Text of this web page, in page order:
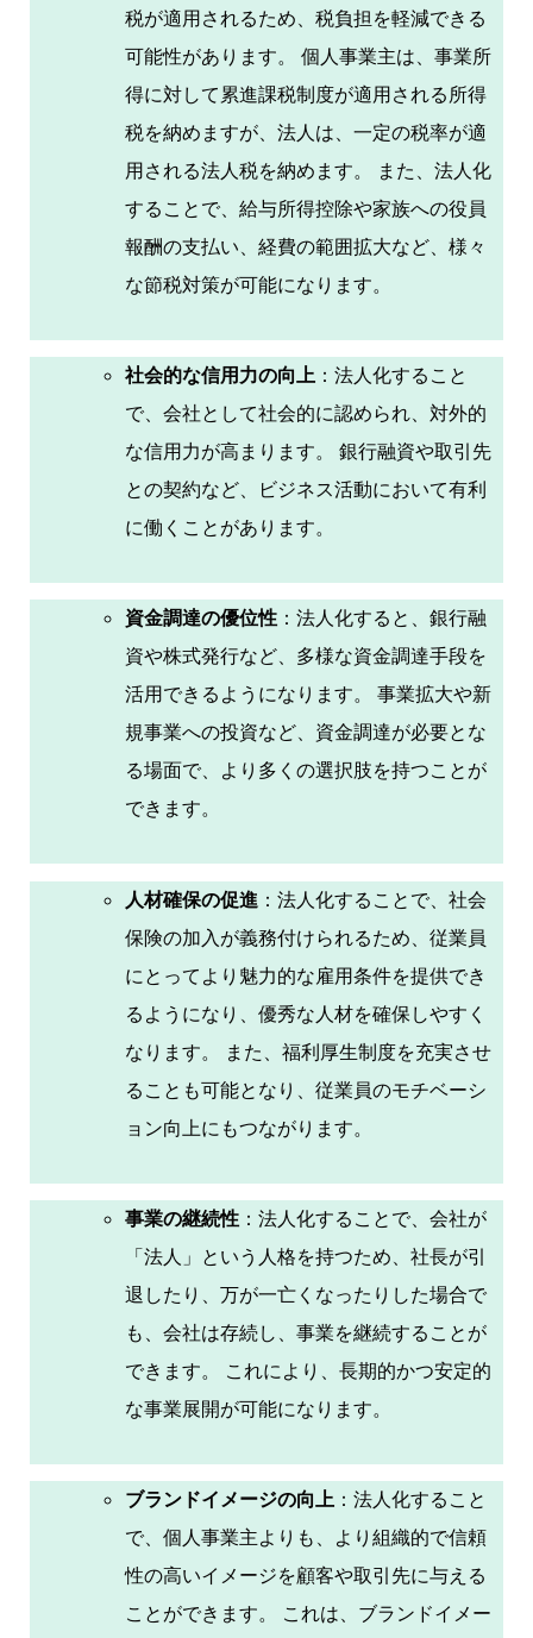
税が適用されるため、税負担を軽減できる
可能性があります。 個人事業主は、事業所
得に対して累進課税制度が適用される所得
税を納めますが、法人は、一定の税率が適
用される法人税を納めます。 また、法人化
することで、給与所得控除や家族への役員
報酬の支払い、経費の範囲拡大など、様々
な節税対策が可能になります。
社会的な信用力の向上 ：法人化すること
で、会社として社会的に認められ、対外的
な信用力が高まります。 銀行融資や取引先
との契約など、ビジネス活動において有利
に働くことがあります。
資金調達の優位性：法人化すると、銀行融
資や株式発行など、多様な資金調達手段を
活用できるようになります。 事業拡大や新
規事業への投資など、資金調達が必要とな
る場面で、より多くの選択肢を持つことが
できます。
人材確保の促進 ：法人化することで、社会
保険の加入が義務付けられるため、従業員
にとってより魅力的な雇用条件を提供でき
るようになり、優秀な人材を確保しやすく
なります。 また、福利厚生制度を充実させ
ることも可能となり、従業員のモチベーシ
ョン向上にもつながります。
事業の継続性 ：法人化することで、会社が
「法人」という人格を持つため、社長が引
退したり、万が一亡くなったりした場合で
も、会社は存続し、事業を継続することが
できます。 これにより、長期的かつ安定的
な事業展開が可能になります。
ブランドイメージの向上 ：法人化すること
で、個人事業主よりも、より組織的で信頼
性の高いイメージを顧客や取引先に与える
ことができます。 これは、ブランドイメー